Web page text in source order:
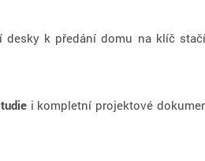
desky k předání domu na klíč
i kompletní projektové